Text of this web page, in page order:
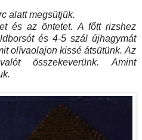
alatt megsütjük.
és az öntetet. A főtt rizshez
és 4-5 szál újhagymát
olívaolajon kissé átsütünk. Az
összekeverünk. Amint